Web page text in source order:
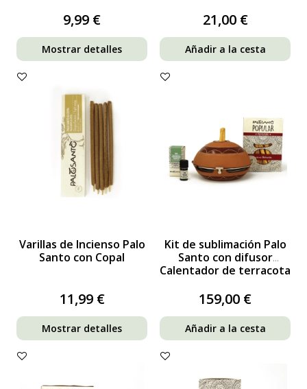
9,99 €
Mostrar detalles
21,00 €
Añadir a la cesta
Varillas de Incienso Palo
Santo con Copal
11,99 €
Mostrar detalles
Kit de sublimación Palo
Santo con difusor
Calentador de terracota
159,00 €
Añadir a la cesta